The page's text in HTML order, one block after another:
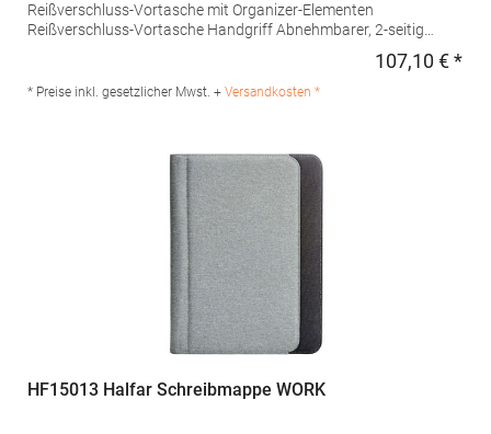
Reißverschluss-Vortasche mit Organizer-Elementen
Reißverschluss-Vortasche Handgriff Abnehmbarer, 2-seitig
Rückseitige Befestigungsschlaufe für Gepäck-Trolley
Teleskopgriff Lieferung ohne
23 33719 Bielefeld Deutschland E-Mail: info@halfar.com
107,10 € *
* Preise inkl. gesetzlicher Mwst. + Versandkosten *
HF15013 Halfar Schreibmappe WORK